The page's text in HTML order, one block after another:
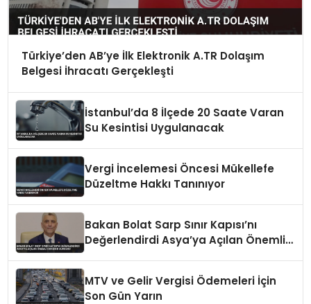
Türkiye’den AB’ye İlk Elektronik A.TR Dolaşım
Belgesi İhracatı Gerçekleşti
İstanbul’da 8 İlçede 20 Saate Varan
Su Kesintisi Uygulanacak
Vergi İncelemesi Öncesi Mükellefe
Düzeltme Hakkı Tanınıyor
Bakan Bolat Sarp Sınır Kapısı’nı
Değerlendirdi Asya’ya Açılan Önemli
MTV ve Gelir Vergisi Ödemeleri İçin
Son Gün Yarın